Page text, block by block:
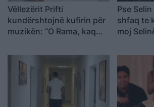
Vëllezërit Prifti
kundërshtojnë kufirin për
muzikën: “O Rama, kaq
vendin? Keq e më keq!”
Pse
shfaq te
moj
mia në